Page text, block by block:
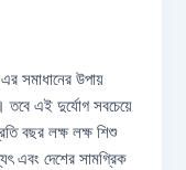
সমাধানের উপায়
তবে এই দুর্যোগ সবচেয়ে
বছর লক্ষ লক্ষ শিশু
এবং দেশের সামগ্রিক